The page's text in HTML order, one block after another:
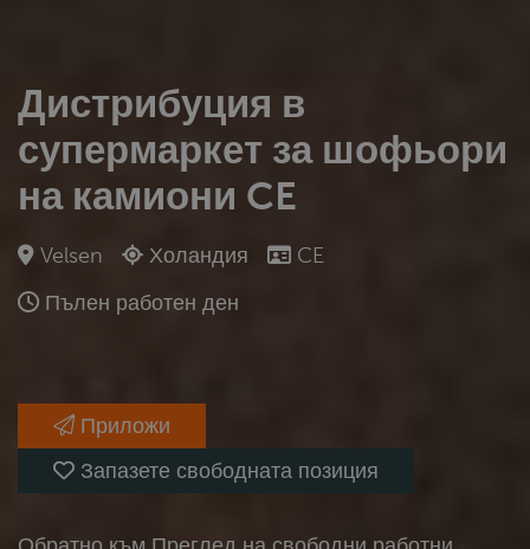
Дистрибуция в
супермаркет за шофьори
на камиони CE
Velsen Холандия
CE
Пълен работен ден
Приложи
Запазете свободната позиция